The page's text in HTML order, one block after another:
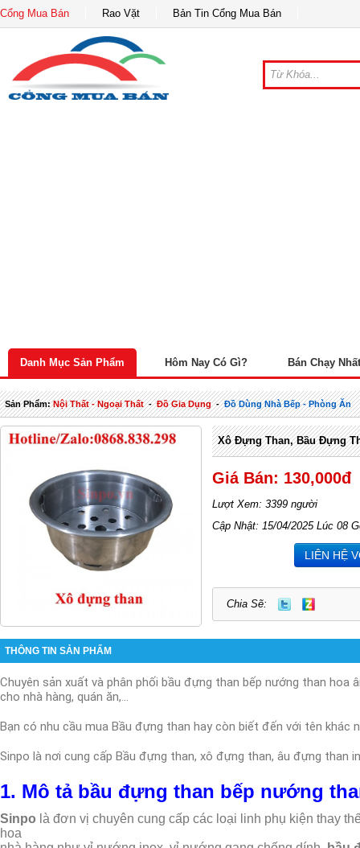
Cổng Mua Bán Rao Vặt Bản Tin Cổng Mua Bán
Danh Mục Sản Phẩm Hôm Nay Có Gì? Bán Chạy Nhất
Sản Phẩm:Nội Thất - Ngoại Thất-Đồ Gia Dụng-Đồ Dùng Nhà Bếp - Phòng Ăn
Xô Đựng Than, Bầu Đựng
Giá Bán: 130,000đ
Lượt Xem: 3399 người
Cập Nhật: 15/04/2025 Lúc 08
LIÊN HỆ
Chia Sẽ:
THÔNG TIN SẢN PHẨM
Chuyên sản xuất và phân phối bầu đựng than bếp nướng than hoa
cho nhà hàng, quán ăn,…
Bạn có nhu cầu mua Bầu đựng than hay còn biết đến với tên khác
Sinpo là nơi cung cấp Bầu đựng than, xô đựng than, âu đựng than
1. Mô tả bầu đựng than bếp nướng
Sinpo là đơn vị chuyên cung cấp các loại linh phụ kiện thay
hoa